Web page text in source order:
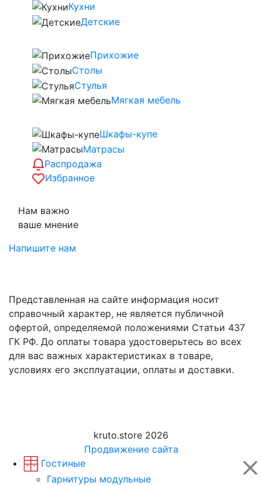
Кухни
Детские
Прихожие
Столы
Стулья
Мягкая мебель
Шкафы-купе
Матрасы
Распродажа
Избранное
Нам важно
ваше мнение
Напишите нам
Представленная на сайте информация носит
справочный характер, не является публичной
офертой, определяемой положениями Статьи 437
ГК РФ. До оплаты товара удостоверьтесь во всех
для вас важных характеристиках в товаре,
условиях его эксплуатации, оплаты и доставки.
kruto.store 2026
Продвижение сайта
Гостиные
Гарнитуры модульные